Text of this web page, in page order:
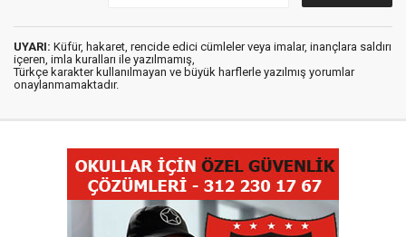
UYARI: Küfür, hakaret, rencide edici cümleler veya imalar, inançlara saldırı
içeren, imla kuralları ile yazılmamış,
Türkçe karakter kullanılmayan ve büyük harflerle yazılmış yorumlar
onaylanmamaktadır.